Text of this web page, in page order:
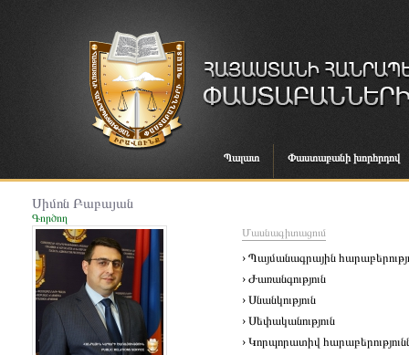
Պալատ Փաստաբանի խորհրդով
Սիմոն Բաբայան
Գործող
Մասնագիտացում
› Պայմանագրային
› Ժառանգություն
› Սնանկություն
› Սեփականություն
› Կորպորատիվ